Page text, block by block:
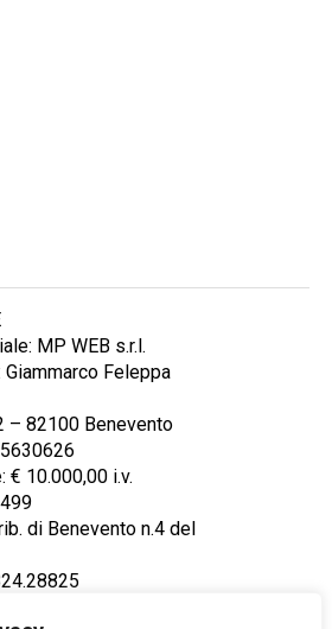
MP WEB s.r.l.
Feleppa
– 82100 Benevento
€ 10.000,00 i.v.
di Benevento n.4 del